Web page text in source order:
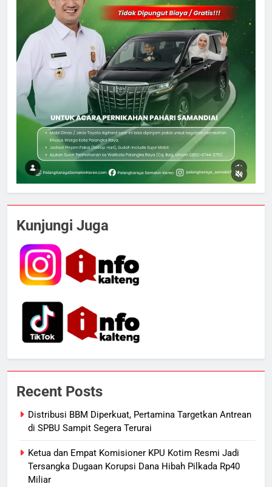
Kunjungi Juga
Recent Posts
Distribusi BBM Diperkuat, Pertamina Targetkan Antrean
di SPBU Sampit Segera Terurai
Ketua dan Empat Komisioner KPU Kotim Resmi Jadi
Tersangka Dugaan Korupsi Dana Hibah Pilkada Rp40
Miliar
5
Tak Ada Lagi Pajak Terlewat, GIS
ECONOMY
6
Lulusan Siap Kerja Melalui
Program Magang Berdampak
ECONOMY
Permukiman di Pasar Besar
Palangka Raya, Diduga Sengaja
Dibakar Penghuninya
HUKUM DAN KRIMINAL
8
Mantan Wakil Wali Kota Keluhkan